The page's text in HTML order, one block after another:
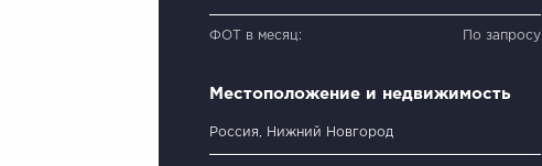
ФОТ в месяц: По запросу
Местоположение и недвижимость
Россия, Нижний Новгород